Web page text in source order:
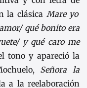
la clásica Mare yo
qué bonito era
y qué caro me
tono y apareció la
Señora la
a la reelaboración